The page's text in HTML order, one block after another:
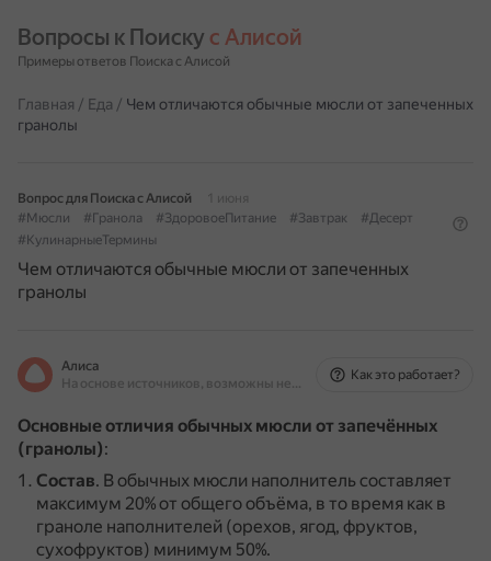
Вопросы к Поиску с Алисой
Примеры ответов Поиска с Алисой
Главная / Еда / Чем отличаются обычные мюсли от запеченных
гранолы
Вопрос для Поиска с Алисой
1 июня
#Мюсли
#Гранола #ЗдоровоеПитание #Завтрак
#Десерт
#КулинарныеТермины
Чем отличаются обычные мюсли от запеченных
гранолы
Алиса
На основе источников, возможны неточности
Как это работает?
Основные отличия обычных мюсли от запечённых
(гранолы):
Состав. В обычных мюсли наполнитель составляет
максимум 20% от общего объёма, в то время как в
граноле наполнителей (орехов, ягод, фруктов,
сухофруктов) минимум 50%.